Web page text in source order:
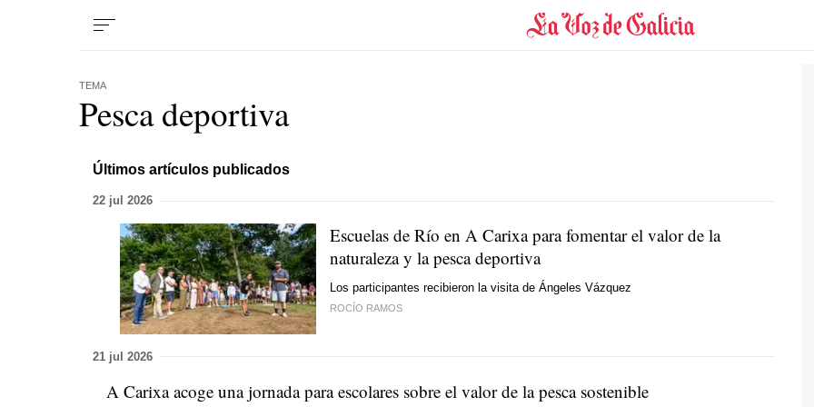
TEMA
Pesca deportiva
Últimos artículos publicados
22 jul 2026
Escuelas de Río en A Carixa para fomentar el valor de la
naturaleza y la pesca deportiva
Los participantes recibieron la visita de Ángeles Vázquez
ROCÍO RAMOS
21 jul 2026
A Carixa acoge una jornada para escolares sobre el valor de la pesca sostenible